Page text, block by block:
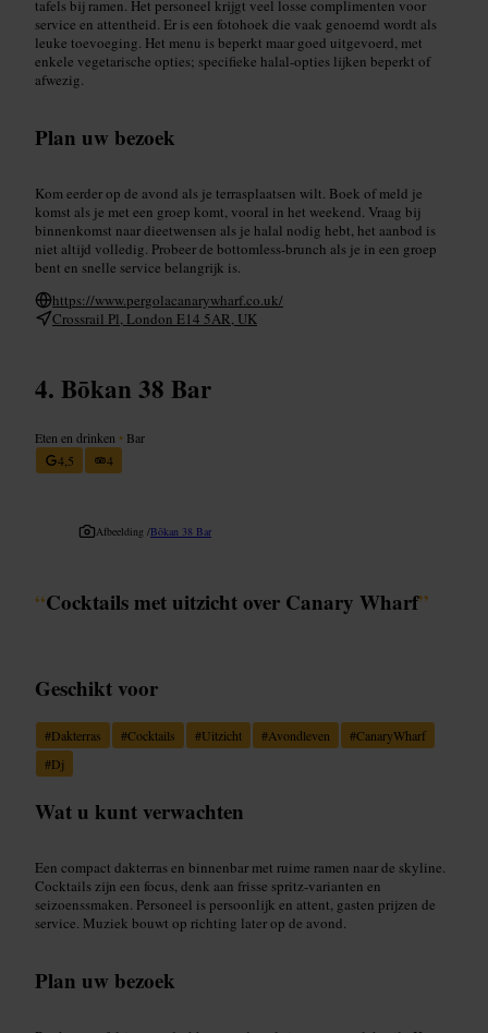
tafels bij ramen. Het personeel krijgt veel losse complimenten voor
service en attentheid. Er is een fotohoek die vaak genoemd wordt als
leuke toevoeging. Het menu is beperkt maar goed uitgevoerd, met
enkele vegetarische opties; specifieke halal-opties lijken beperkt of
afwezig.
Plan uw bezoek
Kom eerder op de avond als je terrasplaatsen wilt. Boek of meld je
komst als je met een groep komt, vooral in het weekend. Vraag bij
binnenkomst naar dieetwensen als je halal nodig hebt, het aanbod is
niet altijd volledig. Probeer de bottomless-brunch als je in een groep
bent en snelle service belangrijk is.
https://www.pergolacanarywharf.co.uk/
Crossrail Pl, London E14 5AR, UK
Bōkan 38 Bar
Eten en drinken • Bar
4,5
4
Afbeelding /Bōkan 38 Bar
“Cocktails met uitzicht over Canary Wharf”
Geschikt voor
#Dakterras #Cocktails #Uitzicht #Avondleven #CanaryWharf
#Dj
Wat u kunt verwachten
Een compact dakterras en binnenbar met ruime ramen naar de skyline.
Cocktails zijn een focus, denk aan frisse spritz-varianten en
seizoenssmaken. Personeel is persoonlijk en attent, gasten prijzen de
service. Muziek bouwt op richting later op de avond.
Plan uw bezoek